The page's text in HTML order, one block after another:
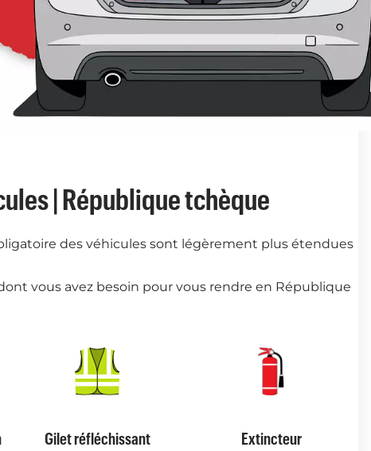
| République tchèque
des véhicules sont légèrement plus étendues
vous avez besoin pour vous rendre en République
Gilet réfléchissant Extincteur